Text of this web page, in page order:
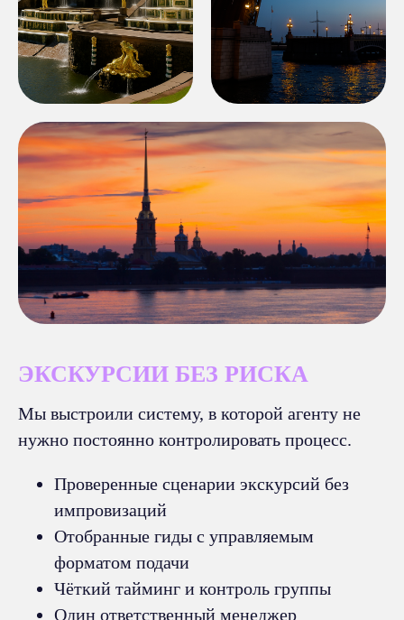
ЭКСКУРСИИ БЕЗ РИСКА
Мы выстроили систему, в которой агенту не
нужно постоянно контролировать процесс.
Проверенные сценарии экскурсий без
импровизаций
Отобранные гиды с управляемым
форматом подачи
Чёткий тайминг и контроль группы
Один ответственный менеджер